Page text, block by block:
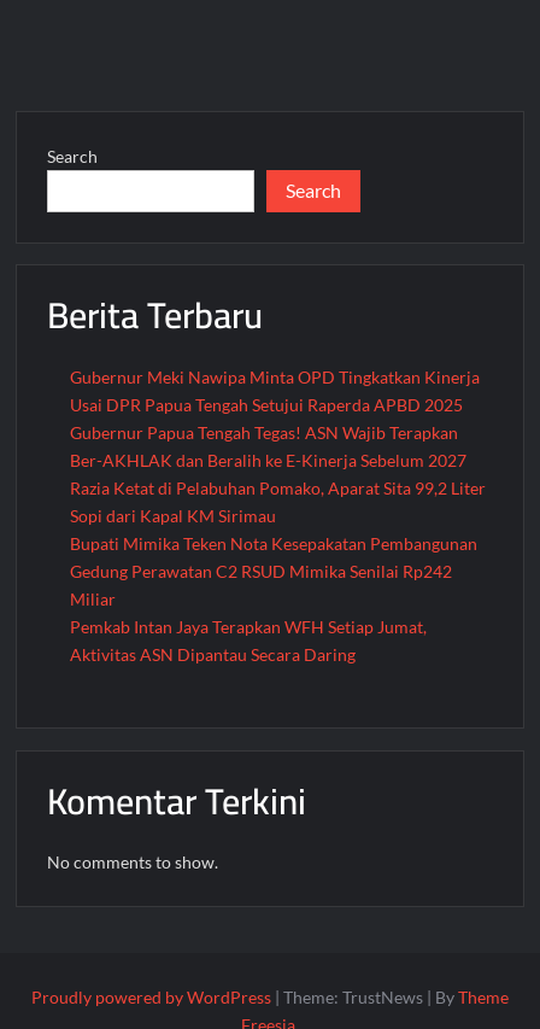
Tengah
Menyala
Search
Search
Berita Terbaru
Gubernur Meki Nawipa Minta OPD Tingkatkan Kinerja
Usai DPR Papua Tengah Setujui Raperda APBD 2025
Gubernur Papua Tengah Tegas! ASN Wajib Terapkan
Ber-AKHLAK dan Beralih ke E-Kinerja Sebelum 2027
Razia Ketat di Pelabuhan Pomako, Aparat Sita 99,2 Liter
Sopi dari Kapal KM Sirimau
Bupati Mimika Teken Nota Kesepakatan Pembangunan
Gedung Perawatan C2 RSUD Mimika Senilai Rp242
Miliar
Pemkab Intan Jaya Terapkan WFH Setiap Jumat,
Aktivitas ASN Dipantau Secara Daring
Komentar Terkini
No comments to show.
Proudly powered by WordPress | Theme: TrustNews | ByTheme
Freesia.